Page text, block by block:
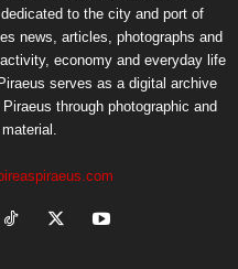
to the city and port of
news, articles, photographs and
economy and everyday life
serves as a digital archive
through photographic and